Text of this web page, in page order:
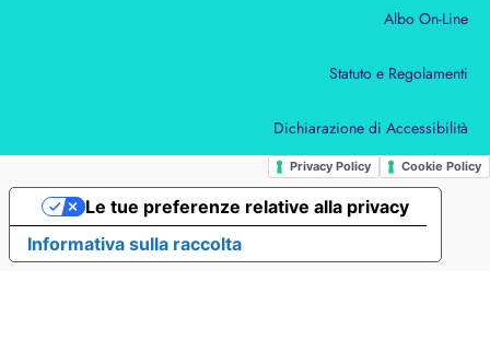
Albo On-Line
Statuto e Regolamenti
Dichiarazione di Accessibilità
Privacy Policy Cookie Policy
Informativa sulla raccolta
Le tue preferenze relative alla privacy